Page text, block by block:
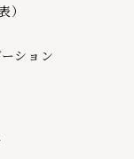
ション